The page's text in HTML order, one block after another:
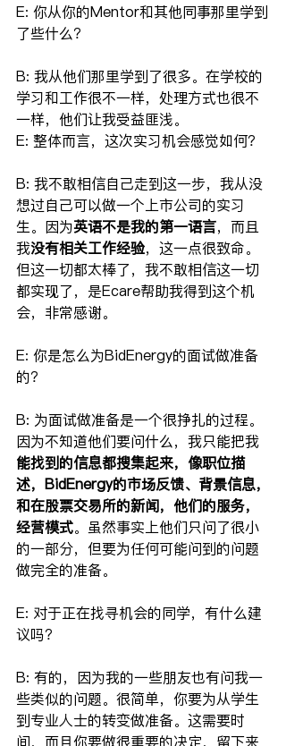
E: 你从你的Mentor和其他同事那里学到
了些什么？
B: 我从他们那里学到了很多。在学校的
学习和工作很不一样，处理方式也很不
一样，他们让我受益匪浅。
E: 整体而言，这次实习机会感觉如何？
B: 我不敢相信自己走到这一步，我从没
想过自己可以做一个上市公司的实习
生。因为英语不是我的第一语言，而且
我没有相关工作经验，这一点很致命。
但这一切都太棒了，我不敢相信这一切
都实现了，是Ecare帮助我得到这个机
会，非常感谢。
E: 你是怎么为BidEnergy的面试做准备
的？
B: 为面试做准备是一个很挣扎的过程。
因为不知道他们要问什么，我只能把我
能找到的信息都搜集起来，像职位描
述，BidEnergy的市场反馈、背景信息，
和在股票交易所的新闻，他们的服务，
经营模式。虽然事实上他们只问了很小
的一部分，但要为任何可能问到的问题
做完全的准备。
E: 对于正在找寻机会的同学，有什么建
议吗？
B: 有的，因为我的一些朋友也有问我一
些类似的问题。很简单，你要为从学生
到专业人士的转变做准备。这需要时
间，而且你要做很重要的决定，留下来